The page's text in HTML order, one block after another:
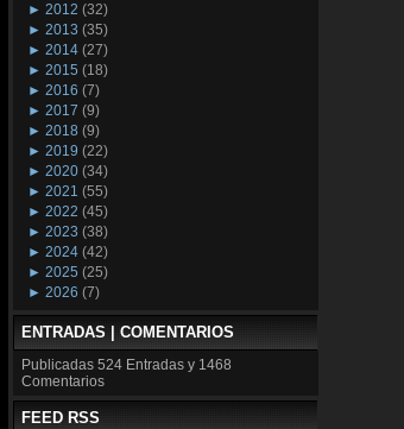
► 2012 (32)
► 2013 (35)
► 2014 (27)
► 2015 (18)
► 2016 (7)
► 2017 (9)
► 2018 (9)
► 2019 (22)
► 2020 (34)
► 2021 (55)
► 2022 (45)
► 2023 (38)
► 2024 (42)
► 2025 (25)
► 2026 (7)
ENTRADAS | COMENTARIOS
Publicadas 524 Entradas y 1468
Comentarios
FEED RSS